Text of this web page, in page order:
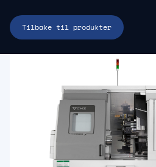
Tilbake til produkter